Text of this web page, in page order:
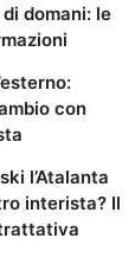
domani: le
con
l’Atalanta
interista? Il